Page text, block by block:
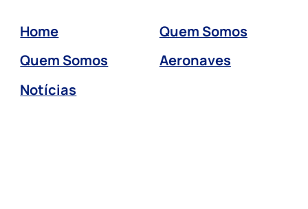
Home
Quem Somos
Quem Somos
Aeronaves
Notícias